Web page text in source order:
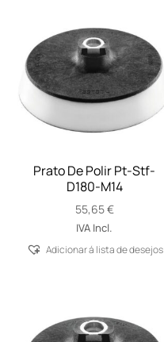
Prato De Polir Pt-Stf-
D180-M14
55,65€
IVA Incl.
Adicionar á lista de desejos